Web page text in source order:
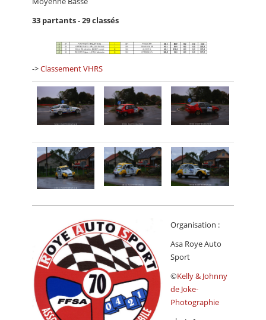
33 partants - 29 classés
->Classement VHRS
Organisation :
Asa Roye Auto
Sport
©Kelly & Johnny
de Joke-
Photographie